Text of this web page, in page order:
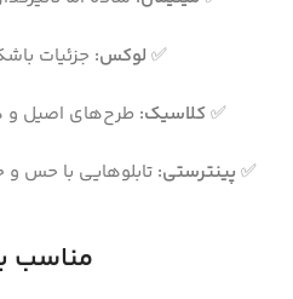
✅ لوکس: جزئیات
✅ کلاسیک: طرح‌های اصیل و
✅ پینترستی: تابلوهایی با حس و
مناسب